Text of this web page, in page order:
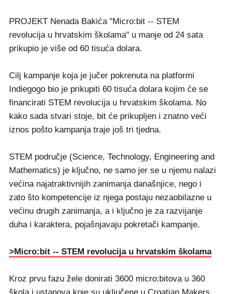
PROJEKT Nenada Bakića "Micro:bit -- STEM
revolucija u hrvatskim školama" u manje od 24 sata
prikupio je više od 60 tisuća dolara.
Cilj kampanje koja je jučer pokrenuta na platformi
Indiegogo bio je prikupiti 60 tisuća dolara kojim će se
financirati STEM revolucija u hrvatskim školama. No
kako sada stvari stoje, bit će prikupljen i znatno veći
iznos pošto kampanja traje još tri tjedna.
STEM područje (Science, Technology, Engineering and
Mathematics) je ključno, ne samo jer se u njemu nalazi
većina najatraktivnijih zanimanja današnjice, nego i
zato što kompetencije iz njega postaju nezaobilazne u
većinu drugih zanimanja, a i ključno je za razvijanje
duha i karaktera, pojašnjavaju pokretači kampanje.
>Micro:bit -- STEM revolucija u hrvatskim školama
Kroz prvu fazu žele donirati 3600 micro:bitova u 360